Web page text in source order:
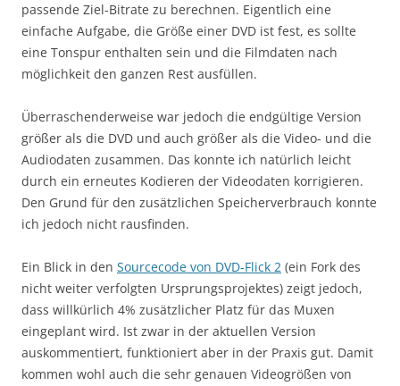
passende Ziel-Bitrate zu berechnen. Eigentlich eine
einfache Aufgabe, die Größe einer DVD ist fest, es sollte
eine Tonspur enthalten sein und die Filmdaten nach
möglichkeit den ganzen Rest ausfüllen.
Überraschenderweise war jedoch die endgültige Version
größer als die DVD und auch größer als die Video- und die
Audiodaten zusammen. Das konnte ich natürlich leicht
durch ein erneutes Kodieren der Videodaten korrigieren.
Den Grund für den zusätzlichen Speicherverbrauch konnte
ich jedoch nicht rausfinden.
Ein Blick in den Sourcecode von DVD-Flick 2 (ein Fork des
nicht weiter verfolgten Ursprungsprojektes) zeigt jedoch,
dass willkürlich 4% zusätzlicher Platz für das Muxen
eingeplant wird. Ist zwar in der aktuellen Version
auskommentiert, funktioniert aber in der Praxis gut. Damit
kommen wohl auch die sehr genauen Videogrößen von